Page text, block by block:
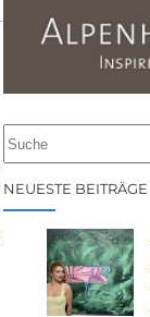
S
u
c
h
NEUESTE BEITRÄGE